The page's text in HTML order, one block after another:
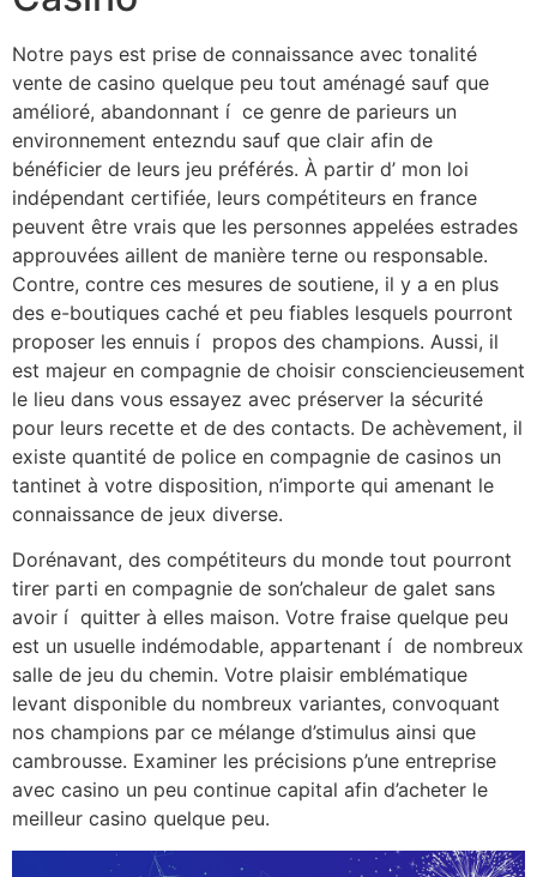
Notre pays est prise de connaissance avec tonalité
vente de casino quelque peu tout aménagé sauf que
amélioré, abandonnant í ce genre de parieurs un
environnement entezndu sauf que clair afin de
bénéficier de leurs jeu préférés. À partir d’ mon loi
indépendant certifiée, leurs compétiteurs en france
peuvent être vrais que les personnes appelées estrades
approuvées aillent de manière terne ou responsable.
Contre, contre ces mesures de soutiene, il y a en plus
des e-boutiques caché et peu fiables lesquels pourront
proposer les ennuis í propos des champions. Aussi, il
est majeur en compagnie de choisir consciencieusement
le lieu dans vous essayez avec préserver la sécurité
pour leurs recette et de des contacts. De achèvement, il
existe quantité de police en compagnie de casinos un
tantinet à votre disposition, n’importe qui amenant le
connaissance de jeux diverse.
Dorénavant, des compétiteurs du monde tout pourront
tirer parti en compagnie de son’chaleur de galet sans
avoir í quitter à elles maison. Votre fraise quelque peu
est un usuelle indémodable, appartenant í de nombreux
salle de jeu du chemin. Votre plaisir emblématique
levant disponible du nombreux variantes, convoquant
nos champions par ce mélange d’stimulus ainsi que
cambrousse. Examiner les précisions p’une entreprise
avec casino un peu continue capital afin d’acheter le
meilleur casino quelque peu.